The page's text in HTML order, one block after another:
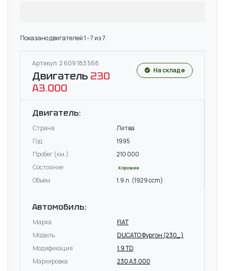
Показано двигателей 1 - 7 из 7.
Артикул: 2 609 183 568
Двигатель 230
A3.000
На складе
Двигатель:
Страна
Литва
Год
1995
Пробег (км.)
210 000
Состояние
Хорошее
Объём 1.9 л. (1929 ccm)
Автомобиль:
Марка
FIAT
Модель
DUCATO Фургон (230_)
Модификация
1.9 TD
Маркировка
230 A3.000